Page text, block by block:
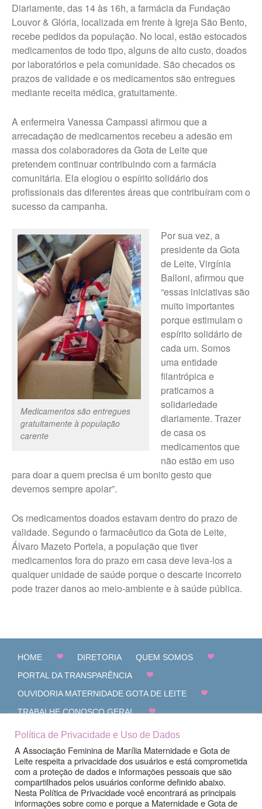
Diariamente, das 14 às 16h, a farmácia da Fundação
Louvor & Glória, localizada em frente à Igreja São Bento,
recebe pedidos da população. No local, estão estocados
medicamentos de todo tipo, alguns de alto custo, doados
por laboratórios e pela comunidade. São checados os
prazos de validade e os medicamentos são entregues
mediante receita médica, gratuitamente.
A enfermeira Vanessa Campassi afirmou que a
arrecadação de medicamentos recebeu a adesão em
massa dos colaboradores da Gota de Leite que
pretendem continuar contribuindo com a farmácia
comunitária. Ela elogiou o espírito solidário dos
profissionais das diferentes áreas que contribuíram com o
sucesso da campanha.
Medicamentos são entregues
gratuitamente à população
carente
Por sua vez, a
presidente da Gota
de Leite, Virgínia
Balloni, afirmou que
“essas iniciativas são
muito importantes
porque estimulam o
espírito solidário de
cada um. Somos
uma entidade
filantrópica e
praticamos a
solidariedade
diariamente. Trazer
de casa os
medicamentos que
não estão em uso
para doar a quem precisa é um bonito gesto que
devemos sempre apoiar”.
Os medicamentos doados estavam dentro do prazo de
validade. Segundo o farmacêutico da Gota de Leite,
Álvaro Mazeto Portela, a população que tiver
medicamentos fora do prazo em casa deve leva-los a
qualquer unidade de saúde porque o descarte incorreto
pode trazer danos ao meio-ambiente e à saúde pública.
HOME DIRETORIA
QUEM SOMOS
PORTAL DA TRANSPARÊNCIA
OUVIDORIA MATERNIDADE GOTA DE LEITE
TRABALHE CONOSCO GERAL
CANAL DE DENÚNCIAS
FALE CONOSCO
Política de Privacidade e Uso de Dados
A Associação Feminina de Marília Maternidade e Gota de
Leite respeita a privacidade dos usuários e está comprometida
com a proteção de dados e informações pessoais que são
compartilhados pelos usuários conforme definido abaixo.
Nesta Política de Privacidade você encontrará as principais
informações sobre como e porque a Maternidade e Gota de